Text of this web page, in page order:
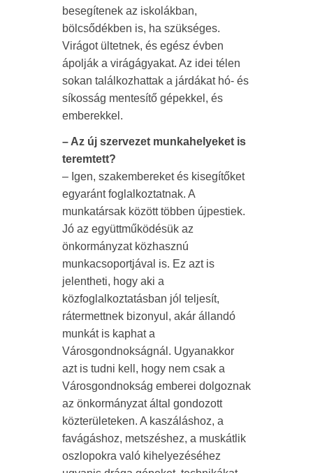
besegítenek az iskolákban,
bölcsődékben is, ha szükséges.
Virágot ültetnek, és egész évben
ápolják a virágágyakat. Az idei télen
sokan találkozhattak a járdákat hó- és
síkosság mentesítő gépekkel, és
emberekkel.
– Az új szervezet munkahelyeket is
teremtett?
– Igen, szakembereket és kisegítőket
egyaránt foglalkoztatnak. A
munkatársak között többen újpestiek.
Jó az együttműködésük az
önkormányzat közhasznú
munkacsoportjával is. Ez azt is
jelentheti, hogy aki a
közfoglalkoztatásban jól teljesít,
rátermettnek bizonyul, akár állandó
munkát is kaphat a
Városgondnokságnál. Ugyanakkor
azt is tudni kell, hogy nem csak a
Városgondnokság emberei dolgoznak
az önkormányzat által gondozott
közterületeken. A kaszáláshoz, a
favágáshoz, metszéshez, a muskátlik
oszlopokra való kihelyezéséhez